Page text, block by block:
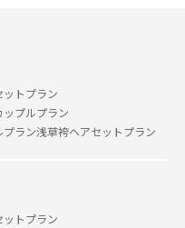
トプラン
プルプラン
ラン浅草袴ヘアセットプラン
トプラン